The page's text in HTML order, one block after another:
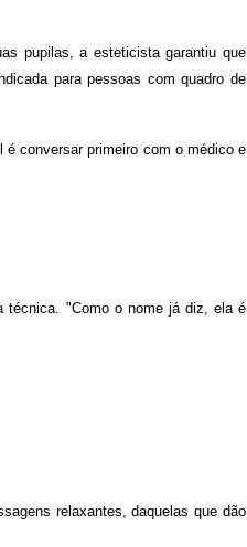
pupilas, a esteticista garantiu que
para pessoas com quadro de
conversar primeiro com o médico e
técnica. "Como o nome já diz, ela é
relaxantes, daquelas que dão